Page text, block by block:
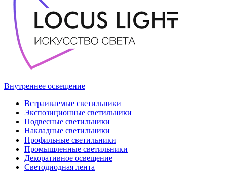
Внутреннее освещение
Встраиваемые светильники
Экспозиционные светильники
Подвесные светильники
Накладные светильники
Профильные светильники
Промышленные светильники
Декоративное освещение
Светодиодная лента